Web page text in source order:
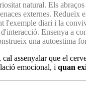
natural. Els
externes. Redueix
l'exemple diari i la
Ensenya a
una autoestima
assenyalar que el
emocional, i quan